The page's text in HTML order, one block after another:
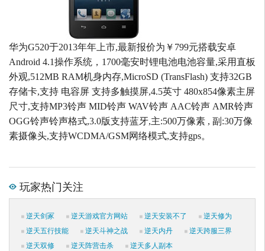
华为G520于2013年年上市,最新报价为￥799元搭载安卓
Android 4.1操作系统，1700毫安时锂电池电池容量,采用直板
外观,512MB RAM机身内存,MicroSD (TransFlash) 支持32GB
存储卡,支持 电容屏 支持多触摸屏,4.5英寸 480x854像素主屏
尺寸,支持MP3铃声 MID铃声 WAV铃声 AAC铃声 AMR铃声
OGG铃声铃声格式,3.0版支持蓝牙,主:500万像素 , 副:30万像
素摄像头,支持WCDMA/GSM网络模式,支持gps。
玩家热门关注
逆天剑冢 逆天游戏官方网站 逆天安装不了
逆天修为
逆天五行技能
逆天斗神之战 逆天内丹
逆天跨服三界
逆天双修
逆天阵营击杀
逆天多人副本